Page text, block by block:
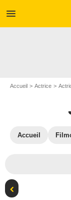
menu
Accueil Actrice
Accueil